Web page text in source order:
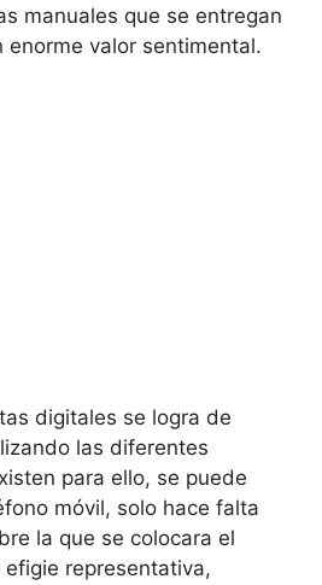
manuales que se entregan
enorme valor sentimental.
digitales se logra de
las diferentes
para ello, se puede
móvil, solo hace falta
la que se colocara el
representativa,